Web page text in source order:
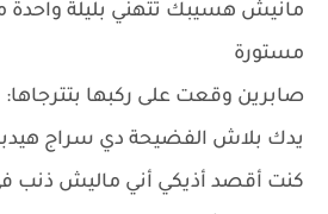
مانيش هسيبك تتهني بليلة
مستورة
صابرين وقعت على ركبها
يدك بلاش الفضيحة دي سراج
كنت أقصد أذيكي أني ماليش ذنب